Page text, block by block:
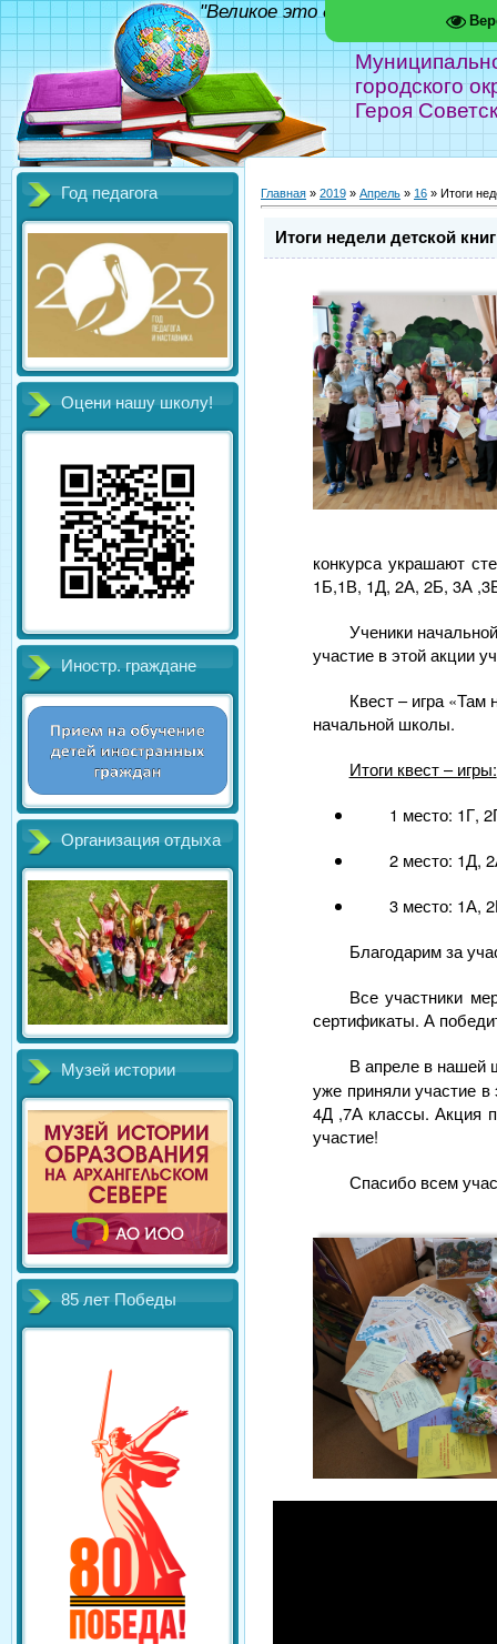
городского
Героя
"Великое это дело - школа!"
Год педагога
Оцени нашу школу!
Иностр. граждане
Организация отдыха
Музей истории
85 лет Победы
Главная » 2019 » Апрель » 16 » Итоги
Итоги недели детской
конкурса украшают
1Б,1В, 1Д, 2А, 2Б, 3А
Ученики
участие в этой акции
Квест – игра
начальной школы.
Итоги квест – игры:
1 место: 1Г,
2 место: 1Д,
3 место: 1А,
Благодарим за
Все участники
сертификаты. А
В апреле в нашей
уже приняли участие
4Д ,7А классы. Акция
участие!
Спасибо всем